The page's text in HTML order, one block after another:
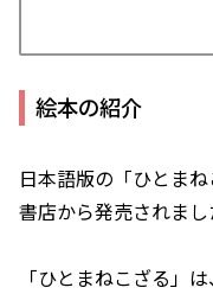
絵本の紹介
日本語版の「ひとま
書店から発売されまし
「ひとまねこざる」